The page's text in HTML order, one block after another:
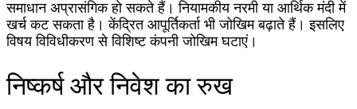
समाधान अप्रासंगिक हो सकते हैं। नियामकीय नरमी या आर्थिक मंदी में
खर्च कट सकता है। केंद्रित आपूर्तिकर्ता भी जोखिम बढ़ाते हैं। इसलिए
विषय विविधीकरण से विशिष्ट कंपनी जोखिम घटाएं।
निष्कर्ष और निवेश का रुख